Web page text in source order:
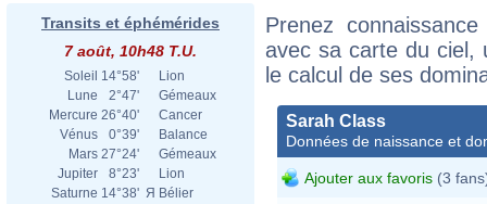
Transits et éphémérides
7 août, 10h48 T.U.
Soleil 14°58'
Lion
Lune
2°47'
Gémeaux
Mercure 26°40'
Cancer
Vénus
0°39'
Balance
Mars 27°24'
Gémeaux
Jupiter
8°23'
Lion
Saturne 14°38' Я Bélier
Prenez
avec sa carte du ciel,
le calcul de ses
Sarah Class
Données de naissance et
Ajouter aux favoris (3